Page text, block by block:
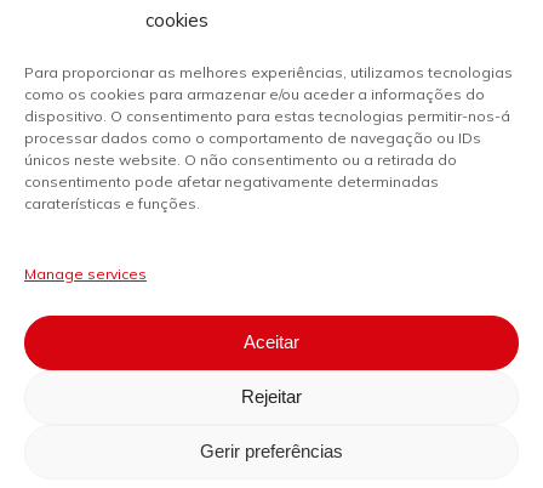
cookies
Para proporcionar as melhores experiências, utilizamos tecnologias
como os cookies para armazenar e/ou aceder a informações do
dispositivo. O consentimento para estas tecnologias permitir-nos-á
processar dados como o comportamento de navegação ou IDs
únicos neste website. O não consentimento ou a retirada do
consentimento pode afetar negativamente determinadas
caraterísticas e funções.
Manage services
Aceitar
Rejeitar
Gerir preferências
solicite ao utilizador pelo menos dois
categoria: